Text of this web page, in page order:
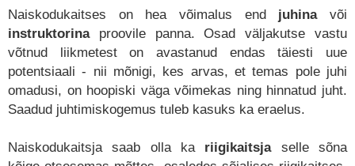
Naiskodukaitses on hea võimalus end juhinavõi
instruktorinaproovile panna. Osad väljakutse vastu
võtnud liikmetest on avastanud endas täiesti uue
potentsiaali - nii mõnigi, kes arvas, et temas pole juhi
omadusi, on hoopiski väga võimekas ning hinnatud juht.
Saadud juhtimiskogemus tuleb kasuks ka eraelus.
Naiskodukaitsja saab olla ka riigikaitsjaselle sõna